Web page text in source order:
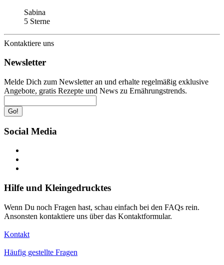
Sabina
5 Sterne
Kontaktiere uns
Newsletter
Melde Dich zum Newsletter an und erhalte regelmäßig exklusive
Angebote, gratis Rezepte und News zu Ernährungstrends.
Go!
Social Media
Hilfe und Kleingedrucktes
Wenn Du noch Fragen hast, schau einfach bei den FAQs rein.
Ansonsten kontaktiere uns über das Kontaktformular.
Kontakt
Häufig gestellte Fragen